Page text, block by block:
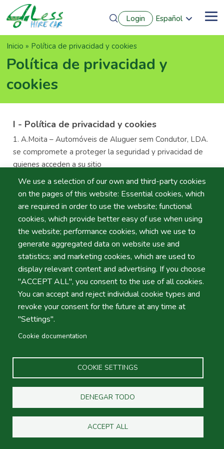
Pasar
contenido
principal
Login
Español
We use a selection of our own and third-party cookies
on the pages of this website: Essential cookies, which
are required in order to use the website; functional
cookies, which provide better easy of use when using
the website; performance cookies, which we use to
generate aggregated data on website use and
statistics; and marketing cookies, which are used to
display relevant content and advertising. If you choose
"ACCEPT ALL", you consent to the use of all cookies.
You can accept and reject individual cookie types and
revoke your consent for the future at any time at
"Settings".
Cookie documentation
COOKIE SETTINGS
DENEGAR TODO
ACCEPT ALL
Sobrescribir
enlaces
de
ayuda
navegación
Inicio Política de privacidad y cookies
Política de privacidad y
cookies
I - Política de privacidad y cookies
A.Moita – Automóveis de Aluguer sem Condutor, LDA.
se compromete a proteger la seguridad y privacidad de
quienes acceden a su sitio
web
https://www.hirecar4less.com/
. En este contexto,
hemos redactado esta Política de Privacidad y Cookies
("Policía") para afirmar nuestro compromiso y respeto por
las normas de privacidad y la protección de datos
personales.
Esta política regula el procesamiento de datos
personales de usuarios del sitio web ("Usuarios")
recogidos en el ámbito de su uso por A.Moita –
Automóveis de Aluguer sem Condutor, LDA.
Proporcionar datos personales implica el
reconocimiento de la política descrita en esta página.
II - Sobre nosotros
o "nuestro" significa A.Moita – Automóveis de Aluguer
sem Condutor, LDAempresa de alquiler de coches con
sede en Avenida de Liberdade 15, 8150-101, São Brás
de Alportel, 501945997, en adelante llamada
medios de procesamiento de datos, como se describe a
continuación, y se considera el controlador de datos bajo